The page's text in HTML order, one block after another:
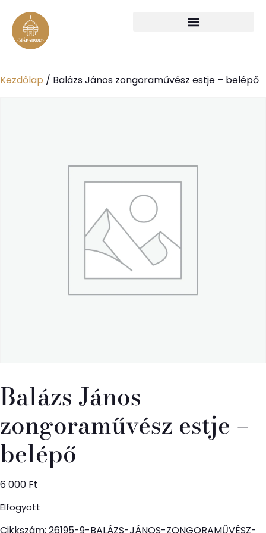
Kezdőlap / Balázs János zongoraművész estje – belépő
Balázs János
zongoraművész estje –
belépő
6 000 Ft
Elfogyott
Cikkszám: 26195-9-BALÁZS-JÁNOS-ZONGORAMŰVÉSZ-